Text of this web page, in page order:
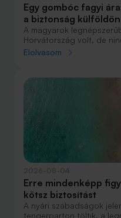
Egy gombóc fagyi
a biztonság külföldön
A magyarok
Horvátország volt, de
júniust megnyerő
nyaralásnak, mint
Elolvasom
Erre mindenképp
kötsz biztosítást
A nyári szabadságok
tengerparton töltik, a